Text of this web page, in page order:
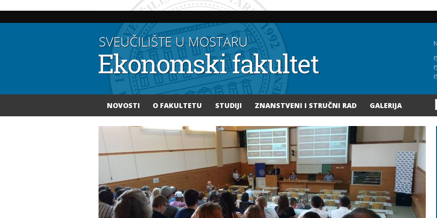
glavni
NOVOSTI O FAKULTETU STUDIJI ZNANSTVENI I STRUČNI RAD GALERIJA
Vi ste ovdje